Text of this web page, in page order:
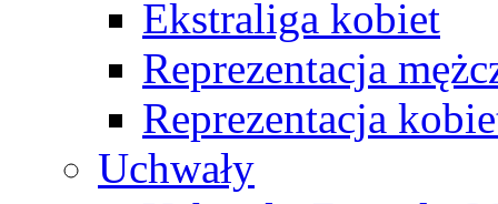
Ekstraliga kobiet
Reprezentacja
Reprezentacja
Uchwały